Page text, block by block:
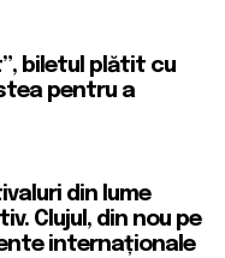
biletul plătit cu
pentru a
din lume
Clujul, din nou pe
internaționale